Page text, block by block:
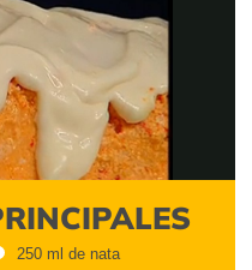
250 ml de nata